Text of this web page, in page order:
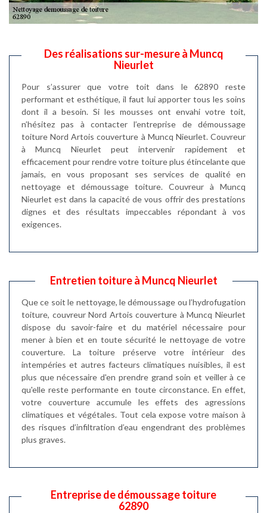
Des réalisations sur-mesure à Muncq
Nieurlet
Pour s’assurer que votre toit dans le 62890 reste
performant et esthétique, il faut lui apporter tous les soins
dont il a besoin. Si les mousses ont envahi votre toit,
n’hésitez pas à contacter l’entreprise de démoussage
toiture Nord Artois couverture à Muncq Nieurlet. Couvreur
à Muncq Nieurlet peut intervenir rapidement et
efficacement pour rendre votre toiture plus étincelante que
jamais, en vous proposant ses services de qualité en
nettoyage et démoussage toiture. Couvreur à Muncq
Nieurlet est dans la capacité de vous offrir des prestations
dignes et des résultats impeccables répondant à vos
exigences.
Entretien toiture à Muncq Nieurlet
Que ce soit le nettoyage, le démoussage ou l’hydrofugation
toiture, couvreur Nord Artois couverture à Muncq Nieurlet
dispose du savoir-faire et du matériel nécessaire pour
mener à bien et en toute sécurité le nettoyage de votre
couverture. La toiture préserve votre intérieur des
intempéries et autres facteurs climatiques nuisibles, il est
plus que nécessaire d'en prendre grand soin et veiller à ce
qu'elle reste performante en toute circonstance. En effet,
votre couverture accumule les effets des agressions
climatiques et végétales. Tout cela expose votre maison à
des risques d’infiltration d’eau engendrant des problèmes
plus graves.
Entreprise de démoussage toiture
62890